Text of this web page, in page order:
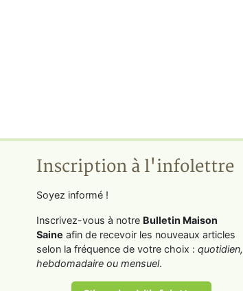
Inscription à l'infolettre
Soyez informé !
Inscrivez-vous à notre Bulletin Maison
Saine afin de recevoir les nouveaux articles
selon la fréquence de votre choix : quotidien,
hebdomadaire ou mensuel.